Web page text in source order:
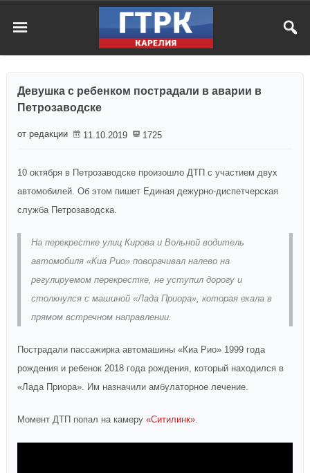
Девушка с ребенком пострадали в аварии в
Петрозаводске
от редакции 11.10.2019 1725
10 октября в Петрозаводске произошло ДТП с участием двух
автомобилей. Об этом пишет Единая дежурно-диспетчерская
служба Петрозаводска.
На перекрестке улиц Кирова и Вольной водитель
автомобиля «Киа Рио» поворачивал налево на
регулируемом перекрестке, не уступил дорогу и
столкнулся с машиной «Лада Приора», которая ехала в
прямом встречном направлении.
Пострадали пассажирка автомашины «Киа Рио» 1999 года
рождения и ребенок 2018 года рождения, который находился в
«Лада Приора». Им назначили амбулаторное лечение.
Момент ДТП попал на камеру «Ситилинк».